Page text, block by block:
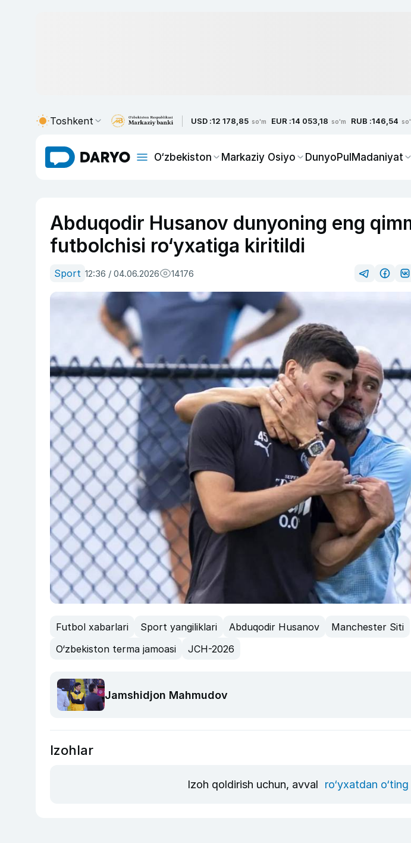
Toshkent USD :12 178,85 so'm EUR :14 053,18 so'm RUB :146,54
O‘zbekiston Markaziy Osiyo DunyoPulMadaniyat
Abduqodir Husanov dunyoning eng
futbolchisi ro‘yxatiga kiritildi
Sport 12:36 / 04.06.2026 14176
Futbol xabarlari Sport yangiliklari Abduqodir Husanov
Manchester Siti
O‘zbekiston terma jamoasi
JCH-2026
Jamshidjon Mahmudov
Izohlar
Izoh qoldirish uchun, avval ro‘yxatdan o‘ting